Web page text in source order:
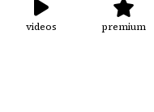
videos premium